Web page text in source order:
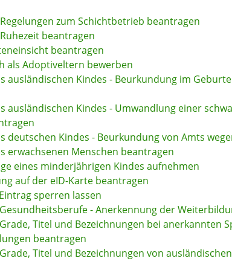
zum Schichtbetrieb beantragen
beantragen
beantragen
als Adoptiveltern bewerben
ausländischen Kindes - Beurkundung im
ausländischen Kindes - Umwandlung einer
deutschen Kindes - Beurkundung von Amts
erwachsenen Menschen beantragen
eines minderjährigen Kindes aufnehmen
auf der eID-Karte beantragen
sperren lassen
- Anerkennung der
Titel und Bezeichnungen bei anerkannten
beantragen
Titel und Bezeichnungen von